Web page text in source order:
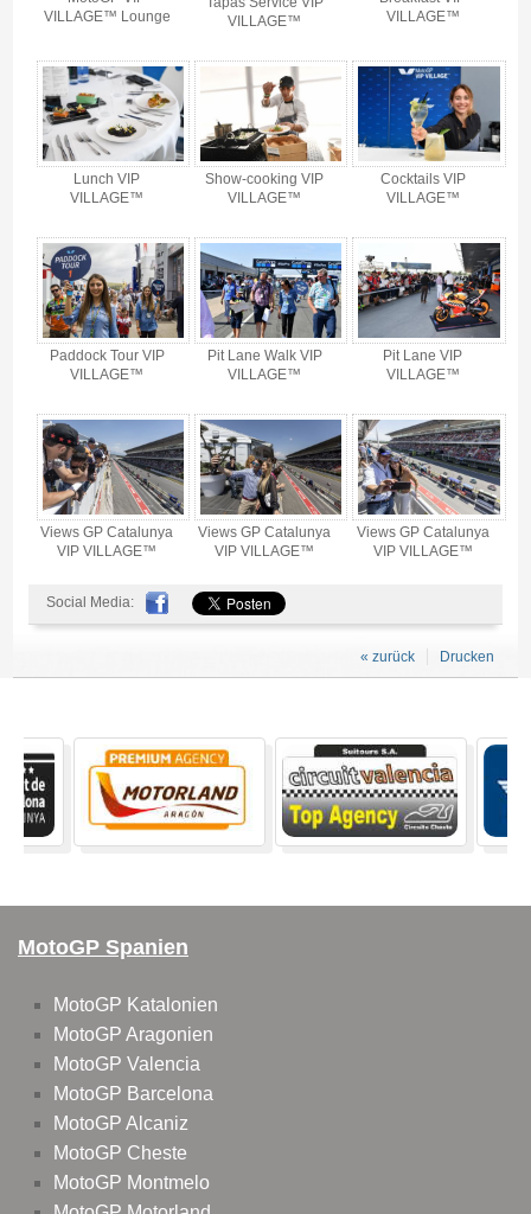
VILLAGE™ Lounge
VILLAGE™
VILLAGE™
Lunch VIP
VILLAGE™
Show-cooking VIP
VILLAGE™
Cocktails VIP
VILLAGE™
Paddock Tour VIP
VILLAGE™
Pit Lane Walk VIP
VILLAGE™
Pit Lane VIP
VILLAGE™
Views GP Catalunya
VIP VILLAGE™
Views GP Catalunya
VIP VILLAGE™
Views GP Catalunya
VIP VILLAGE™
Social Media:
Drucken
« zurück
MotoGP Spanien
MotoGP Katalonien
MotoGP Aragonien
MotoGP Valencia
MotoGP Barcelona
MotoGP Alcaniz
MotoGP Cheste
MotoGP Montmelo